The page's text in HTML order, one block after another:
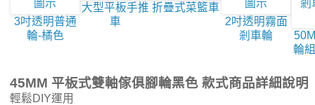
3吋透明普通
輪-橘色
大型平板手推
車
折疊式菜籃車
2吋透明霧面
剎車輪
輪
45MM 平板式雙軸傢俱腳輪黑色 款式商品詳細說明
輕鬆DIY運用